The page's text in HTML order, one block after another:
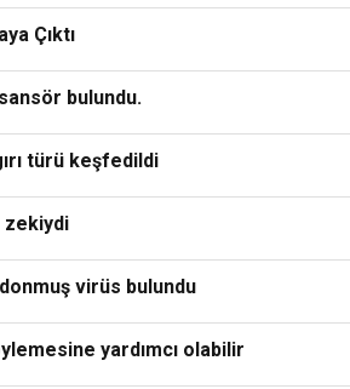
Çıktı
bulundu.
türü keşfedildi
zekiydi
virüs bulundu
yardımcı olabilir